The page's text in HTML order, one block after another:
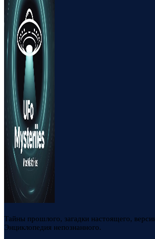
Тайны прошлого, загадки настоящего,
Энциклопедия непознанного.